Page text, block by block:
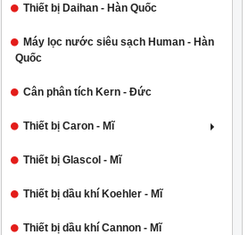
Thiết bị Daihan - Hàn Quốc
Máy lọc nước siêu sạch Human - Hàn
Quốc
Cân phân tích Kern - Đức
Thiết bị Caron - Mĩ
Thiết bị Glascol - Mĩ
Thiết bị dầu khí Koehler - Mĩ
Thiết bị dầu khí Cannon - Mĩ